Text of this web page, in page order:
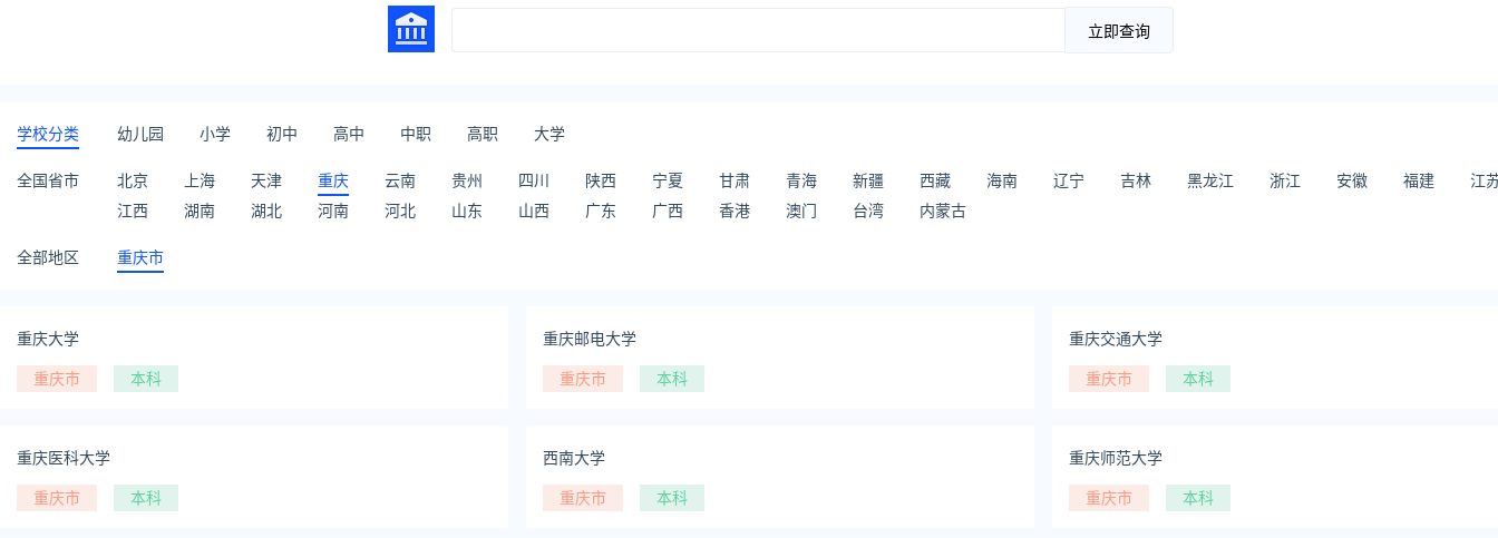
立即查询
学校分类 幼儿园 小学 初中 高中 中职 高职 大学
全国省市 北京 上海 天津 重庆 云南 贵州 四川 陕西 宁夏 甘肃 青海 新疆 西藏 海南 辽宁 吉林 黑龙江 浙江 安徽 福建
江
江西
湖南 湖北 河南 河北 山东 山西 广东 广西 香港 澳门 台湾 内蒙古
全部地区 重庆市
重庆大学
重庆市 本科
重庆邮电大学
重庆市 本科
重庆交通大学
重庆市 本科
重庆医科大学
重庆市 本科
西南大学
重庆市 本科
重庆师范大学
重庆市 本科